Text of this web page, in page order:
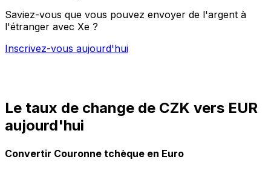
Saviez-vous que vous pouvez envoyer de l'argent à
l'étranger avec Xe ?
Inscrivez-vous aujourd'hui
Le taux de change de CZK vers EUR
aujourd'hui
Convertir Couronne tchèque en Euro